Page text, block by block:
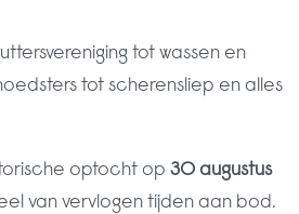
tot wassen en
tot scherensliep en alles
optocht op 30 augustus
van vervlogen tijden aan bod.